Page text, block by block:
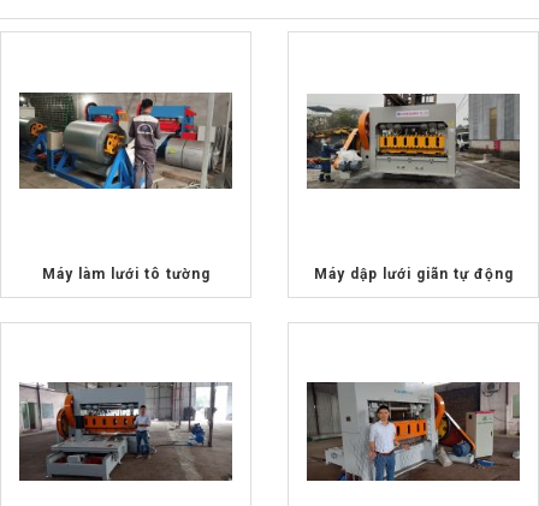
Máy làm lưới tô tường Máy dập lưới giãn tự động